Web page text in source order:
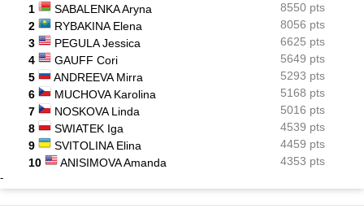
1 SABALENKA Aryna
8550 pts
2
RYBAKINA Elena
8056 pts
3
PEGULA Jessica
6625 pts
4
GAUFF Cori
5649 pts
5
ANDREEVA Mirra
5293 pts
6
MUCHOVA Karolina
5168 pts
7
NOSKOVA Linda
5016 pts
8
SWIATEK Iga
4539 pts
9
SVITOLINA Elina
4459 pts
10
ANISIMOVA Amanda 4353 pts
-